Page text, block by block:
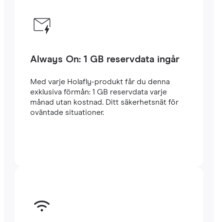
Always On: 1 GB reservdata ingår
Med varje Holafly-produkt får du denna
exklusiva förmån: 1 GB reservdata varje
månad utan kostnad. Ditt säkerhetsnät för
oväntade situationer.